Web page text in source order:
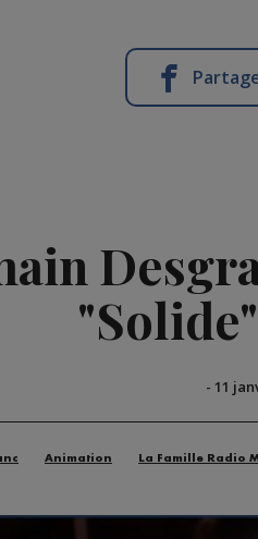
- 11
Animation La Famille Radio